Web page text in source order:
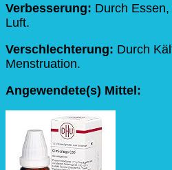
Verbesserung: Durch
Luft.
Verschlechterung: Durch
Menstruation.
Angewendete(s) Mittel: